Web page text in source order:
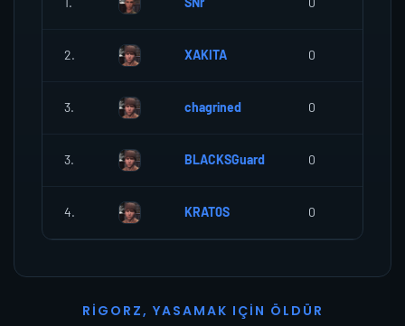
2. XAKITA 0
3. chagrined 0
3. BLACKSGuard 0
4. KRAT0S 0
R I G O R Z, YASAMAK I ÇI N Ö L D Ü R